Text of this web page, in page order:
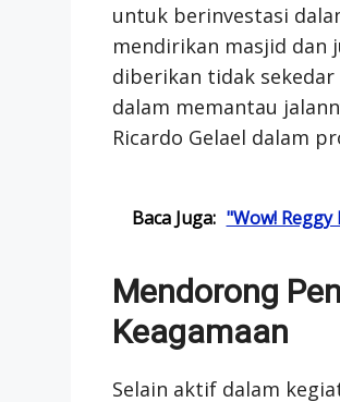
untuk berinvestasi
mendirikan masjid dan
diberikan tidak
dalam memantau
Ricardo Gelael dalam
Baca Juga: "Wow!
Mendorong
Keagamaan
Selain aktif dalam